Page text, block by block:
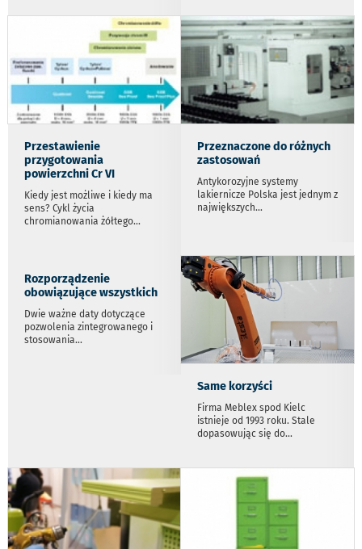
Przestawienie
przygotowania
powierzchni Cr VI
Kiedy jest możliwe i kiedy ma
sens? Cykl życia
chromianowania żółtego...
Przeznaczone do różnych
zastosowań
Antykorozyjne systemy
lakiernicze Polska jest jednym z
największych...
Rozporządzenie
obowiązujące wszystkich
Dwie ważne daty dotyczące
pozwolenia zintegrowanego i
stosowania...
Same korzyści
Firma Meblex spod Kielc
istnieje od 1993 roku. Stale
dopasowując się do...